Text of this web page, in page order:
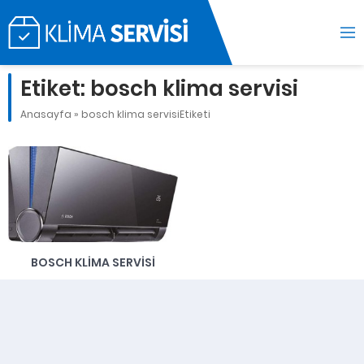
Etiket: bosch klima servisi
Anasayfa » bosch klima servisiEtiketi
BOSCH KLIMA SERVISI